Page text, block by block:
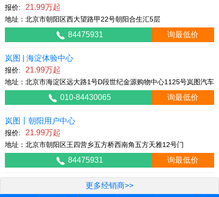
报价: 21.99万起
地址：北京市朝阳区西大望路甲22号朝阳合生汇5层
84475931 询最低价
岚图 | 海淀体验中心
报价: 21.99万起
地址：北京市海淀区远大路1号D段世纪金源购物中心1125号岚图汽车
010-84430065 询最低价
岚图丨朝阳用户中心
报价: 21.99万起
地址：北京市朝阳区王四营乡五方桥西南角五方天雅12号门
84475931 询最低价
更多经销商>>